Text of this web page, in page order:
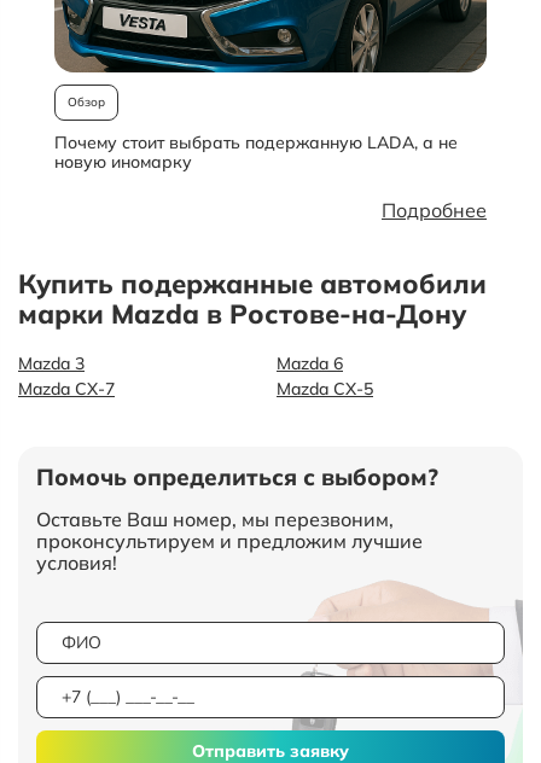
Обзор
Почему стоит выбрать подержанную LADA, а не
новую иномарку
Подробнее
Купить подержанные автомобили
марки Mazda в Ростове-на-Дону
Mazda 3
Mazda 6
Mazda CX-7
Mazda СХ-5
Помочь определиться с выбором?
Оставьте Ваш номер, мы перезвоним,
проконсультируем и предложим лучшие
условия!
Отправить заявку